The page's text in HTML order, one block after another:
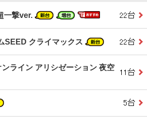
一撃ver.
SEED クライマックス
ライン アリシゼーション 夜空